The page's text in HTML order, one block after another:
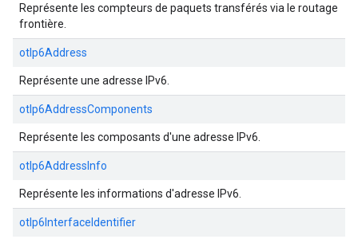
Représente les compteurs de paquets transférés via le routage
frontière.
otIp6Address
Représente une adresse IPv6.
otIp6AddressComponents
Représente les composants d'une adresse IPv6.
otIp6AddressInfo
Représente les informations d'adresse IPv6.
otIp6InterfaceIdentifier